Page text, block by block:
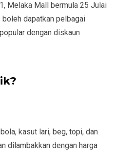
Melaka Mall bermula 25 Julai
boleh dapatkan pelbagai
dengan diskaun
kasut lari, beg, topi, dan
dilambakkan dengan harga